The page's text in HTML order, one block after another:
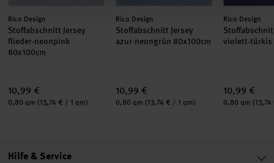
Hersteller:
Rico Design
Stoffabschnitt Jersey
flieder-neonpink
80x100cm
10,99 €
Inhalt:
0,80 qm (13,74 € / 1 qm)
Hersteller:
Rico Design
Stoffabschnitt Jersey
azur-neongrün 80x100cm
10,99 €
Inhalt:
0,80 qm (13,74 € / 1 qm)
Hersteller:
Rico Design
violett-türkis
10,99 €
Inhalt:
0,80 qm
Hilfe & Service